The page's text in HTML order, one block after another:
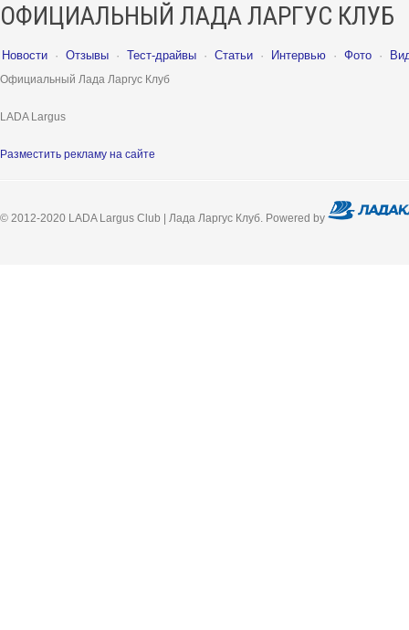
ОФИЦИАЛЬНЫЙ ЛАДА ЛАРГУС КЛУБ
Новости · Отзывы · Тест-драйвы · Статьи · Интервью · Фото ·
Официальный Лада Ларгус Клуб
LADA Largus
Разместить рекламу на сайте
© 2012-2020 LADA Largus Club | Лада Ларгус Клуб. Powered by